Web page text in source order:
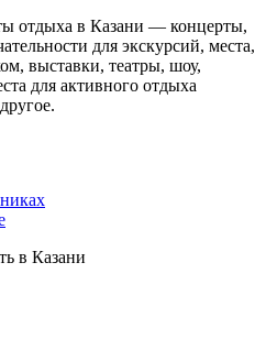
отдыха в Казани — концерты,
для экскурсий, места,
выставки, театры, шоу,
для активного отдыха
в Казани